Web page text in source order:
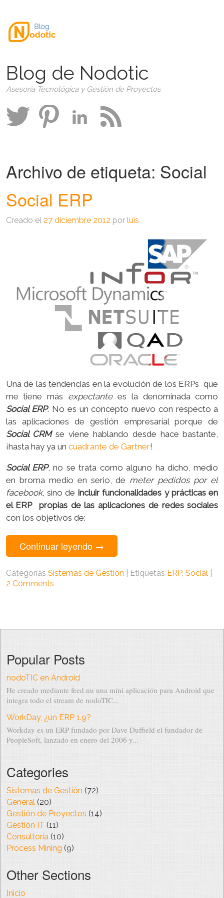
Blog de Nodotic
Asesoría Tecnológica y Gestión de Proyectos
Archivo de etiqueta: Social
Social ERP
Creado el 27 diciembre 2012 por luis
Una de las tendencias en la evolución de los ERPs que
me tiene más expectante es la denominada como
Social ERP. No es un concepto nuevo con respecto a
las aplicaciones de gestión empresarial porque de
Social CRMse viene hablando desde hace bastante,
¡hasta hay ya un cuadrante de Gartner!
Social ERP, no se trata como alguno ha dicho, medio
en broma medio en serio, de meter pedidos por el
facebook, sino de incluir funcionalidades y prácticas en
el ERP propias de las aplicaciones de redes sociales
con los objetivos de:
Continuar leyendo →
Categorías Sistemas de Gestión Etiquetas ERP, Social
2 Comments
Popular Posts
nodoTIC en Android
He creado mediante feed.nu una mini aplicación para Android que
integra todo el stream de nodoTIC...
WorkDay, ¿un ERP 1.9?
Workday es un ERP fundado por Dave Duffield el fundador de
PeopleSoft, lanzado en enero del 2006 y...
Categories
Sistemas de Gestión (72)
General(20)
Gestión de Proyectos (14)
Gestión IT (11)
Consultoría(10)
Process Mining (9)
Other Sections
Inicio